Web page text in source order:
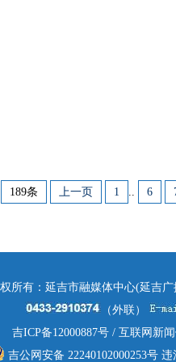
189条 上一页 1 .. 6
所有：延吉市融媒体中心(延吉
（外联）
吉ICP备12000887号/ 互联网新闻
吉公网安备 22240102000253号 违